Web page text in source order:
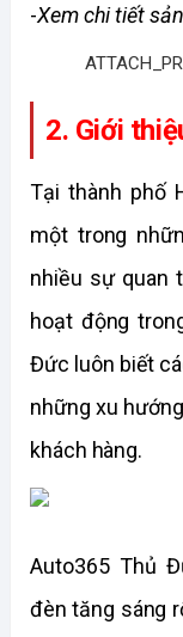
-Xem chi tiết
2. Giới
Tại thành phố
một trong
nhiều sự quan
hoạt động
Đức luôn biết
những xu
khách hàng.
Auto365 Thủ
đèn tăng sáng